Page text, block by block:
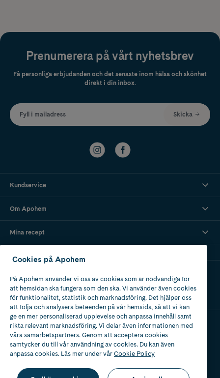
Prenumerera på vårt nyhetsbrev
Få personliga erbjudanden och det senaste inom hälsa och skönhet
direkt i din inbox.
Fyll i mailadress Skicka
Kundservice
Om Apohem
Mina recept
Apotek med tillstånd
av Läkemedelsverket
Cookies på Apohem
På Apohem använder vi oss av cookies som är nödvändiga för
att hemsidan ska fungera som den ska. Vi använder även cookies
för funktionalitet, statistik och marknadsföring. Det hjälper oss
att följa och analysera beteenden på vår hemsida, så att vi kan
ge en mer personaliserad upplevelse och anpassa innehåll samt
rikta relevant marknadsföring. Vi delar även informationen med
våra samarbetspartners. Genom att acceptera cookies
samtycker du till vår användning av cookies. Du kan även
anpassa cookies. Läs mer under vårCookie Policy